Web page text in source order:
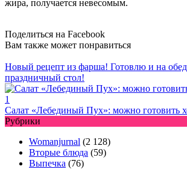
Поделиться на Facebook
Вам также может понравиться
Новый рецепт из фарша! Готовлю и на
праздничный стол!
Салат «Лебединый Пух»: можно готовить
Рубрики
Womanjurnal (2 128)
Вторые блюда (59)
Выпечка (76)